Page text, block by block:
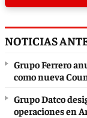
NOTICIAS
Grupo Ferrero
como nueva
Grupo Datco
operaciones en